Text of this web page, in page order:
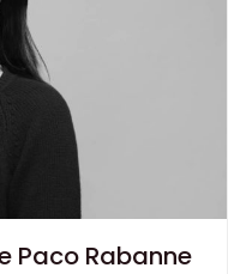
Paco Rabanne